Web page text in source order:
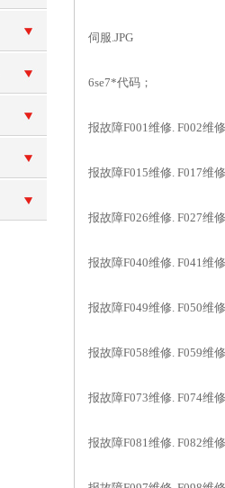
伺服.JPG
6se7*代码；
报故障F001维修. F002维
报故障F015维修. F017维
报故障F026维修. F027维
报故障F040维修. F041维
报故障F049维修. F050维
报故障F058维修. F059维
报故障F073维修. F074维
报故障F081维修. F082维